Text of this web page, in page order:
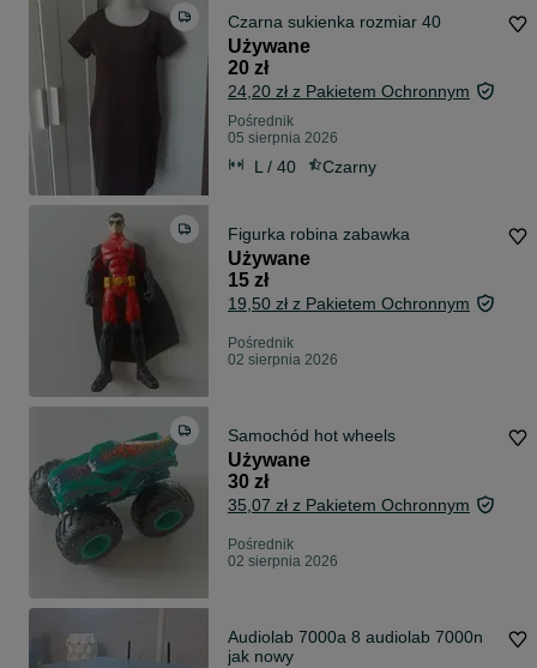
Czarna sukienka rozmiar 40
Używane
20 zł
24,20 zł z Pakietem Ochronnym
Pośrednik
05 sierpnia 2026
L / 40 Czarny
Figurka robina zabawka
Używane
15 zł
19,50 zł z Pakietem Ochronnym
Pośrednik
02 sierpnia 2026
Samochód hot wheels
Używane
30 zł
35,07 zł z Pakietem Ochronnym
Pośrednik
02 sierpnia 2026
Audiolab 7000a 8 audiolab 7000n
jak nowy